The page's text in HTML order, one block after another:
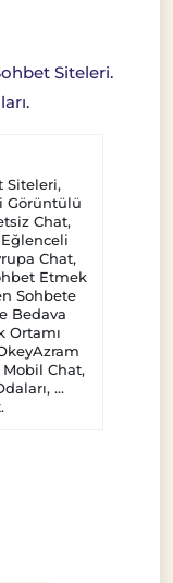
Siteleri.
.
Siteleri,
Görüntülü
Chat,
Chat,
Etmek
Sohbete
Bedava
Ortamı
Chat,
…